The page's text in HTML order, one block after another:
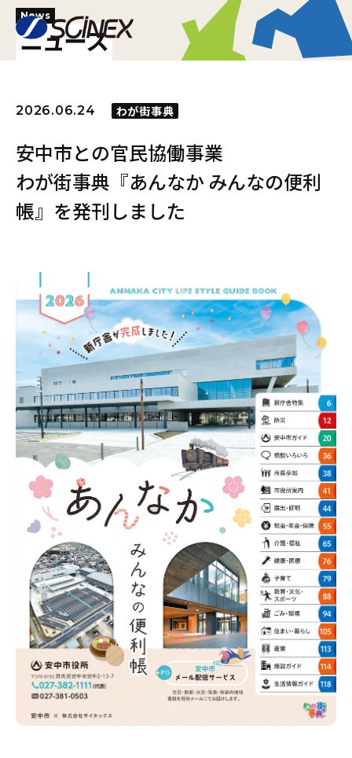
News
ニュース
2026.06.24 わが街事典
安中市との官民協働事業
わが街事典『あんなか みんなの便利
帳』を発刊しました